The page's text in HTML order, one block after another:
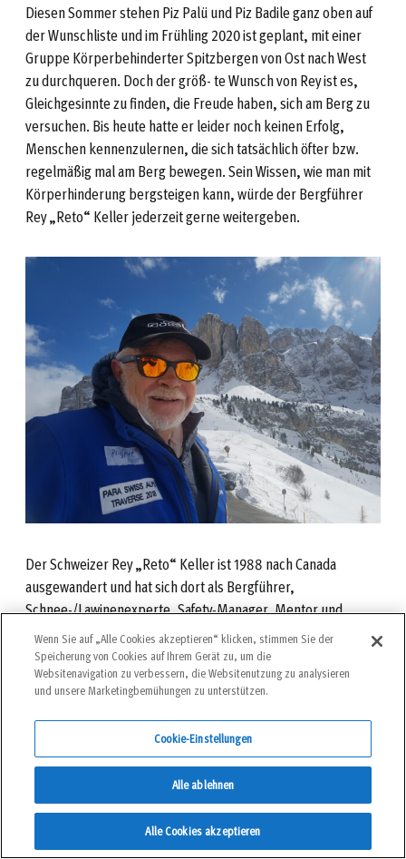
Diesen Sommer stehen Piz Palü und Piz Badile ganz oben auf
der Wunschliste und im Frühling 2020 ist geplant, mit einer
Gruppe Körperbehinderter Spitzbergen von Ost nach West
zu durchqueren. Doch der größ- te Wunsch von Rey ist es,
Gleichgesinnte zu finden, die Freude haben, sich am Berg zu
versuchen. Bis heute hatte er leider noch keinen Erfolg,
Menschen kennenzulernen, die sich tatsächlich öfter bzw.
regelmäßig mal am Berg bewegen. Sein Wissen, wie man mit
Körperhinderung bergsteigen kann, würde der Bergführer
Rey „Reto“ Keller jederzeit gerne weitergeben.
Der Schweizer Rey „Reto“ Keller ist 1988 nach Canada
ausgewandert und hat sich dort als Bergführer,
Schnee-/Lawinenexperte, Safety-Manager, Mentor und
Kunstschreiner einen Namen gemacht. Aufgrund einer
Knieverletzung 1986 wurde ihm 2003 ein Oberschenkel
amputiert.www.reykeller.ch
Wenn Sie auf „Alle Cookies akzeptieren“ klicken, stimmen Sie der
Speicherung von Cookies auf Ihrem Gerät zu, um die
Websitenavigation zu verbessern, die Websitenutzung zu analysieren
und unsere Marketingbemühungen zu unterstützen.
Cookie-Einstellungen
Alle ablehnen
Alle Cookies akzeptieren